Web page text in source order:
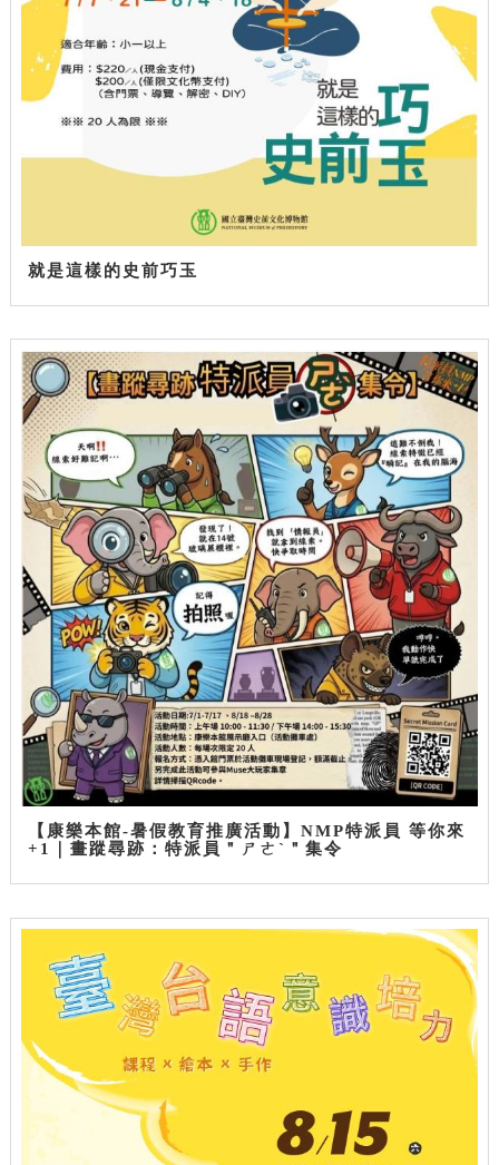
就是這樣的史前巧玉
【康樂本館-暑假教育推廣活動】NMP特派員 等你來
+1｜畫蹤尋跡：特派員＂ㄕㄜˋ＂集令